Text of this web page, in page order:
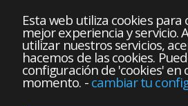
Esta web utiliza cookies
mejor experiencia y servicio.
utilizar nuestros servicios,
hacemos de las cookies.
configuración de 'cookies' en
momento. - cambiar tu